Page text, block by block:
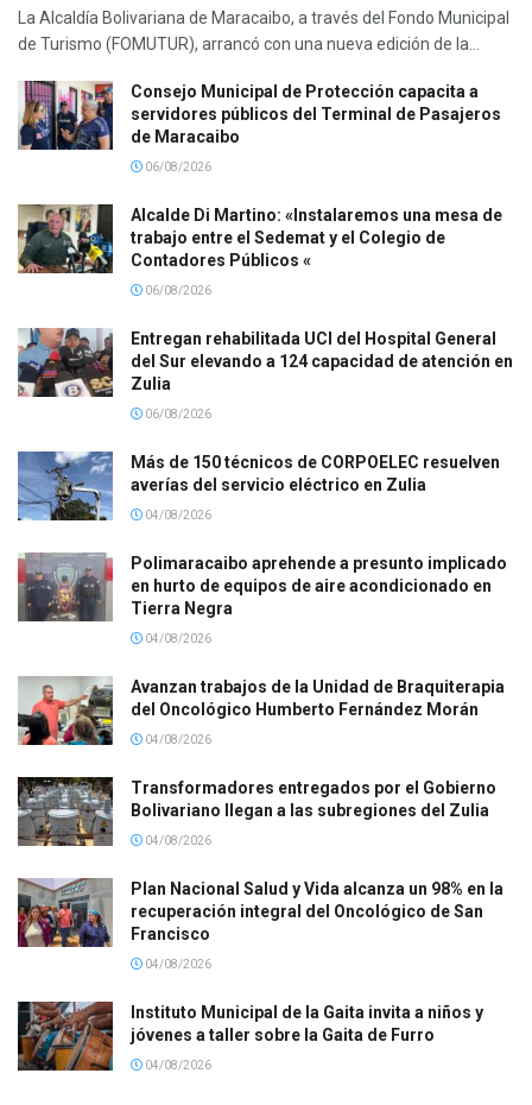
La Alcaldía Bolivariana de Maracaibo, a través del Fondo Municipal
de Turismo (FOMUTUR), arrancó con una nueva edición de la...
Consejo Municipal de Protección capacita a
servidores públicos del Terminal de Pasajeros
de Maracaibo
06/08/2026
Alcalde Di Martino: «Instalaremos una mesa de
trabajo entre el Sedemat y el Colegio de
Contadores Públicos «
06/08/2026
Entregan rehabilitada UCI del Hospital General
del Sur elevando a 124 capacidad de atención en
Zulia
06/08/2026
Más de 150 técnicos de CORPOELEC resuelven
averías del servicio eléctrico en Zulia
04/08/2026
Polimaracaibo aprehende a presunto implicado
en hurto de equipos de aire acondicionado en
Tierra Negra
04/08/2026
Avanzan trabajos de la Unidad de Braquiterapia
del Oncológico Humberto Fernández Morán
04/08/2026
Transformadores entregados por el Gobierno
Bolivariano llegan a las subregiones del Zulia
04/08/2026
Plan Nacional Salud y Vida alcanza un 98% en la
recuperación integral del Oncológico de San
Francisco
04/08/2026
Instituto Municipal de la Gaita invita a niños y
jóvenes a taller sobre la Gaita de Furro
04/08/2026